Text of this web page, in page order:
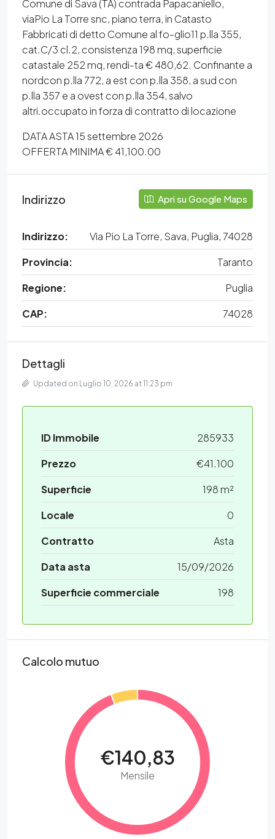
Comune di Sava (TA) contrada Papacaniello,
viaPio La Torre snc, piano terra, in Catasto
Fabbricati di detto Comune al fo-glio11 p.lla 355,
cat.C/3 cl.2, consistenza 198 mq, superficie
catastale 252 mq, rendi-ta € 480,62. Confinante a
nordcon p.lla 772, a est con p.lla 358, a sud con
p.lla 357 e a ovest con p.lla 354, salvo
altri.occupato in forza di contratto di locazione
DATA ASTA 15 settembre 2026
OFFERTA MINIMA € 41,100.00
Indirizzo Apri su Google Maps
Indirizzo:
Via Pio La Torre, Sava, Puglia, 74028
Provincia:
Taranto
Regione:
Puglia
CAP:
74028
Dettagli
Updated on Luglio 10, 2026 at 11:23 pm
ID Immobile
285933
Prezzo
€41.100
Superficie
198 m²
Locale
0
Contratto
Asta
Data asta
15/09/2026
Superficie commerciale
198
Calcolo mutuo
€140,83
Mensile